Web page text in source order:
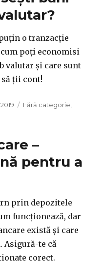
o tranzacție
poți economisi
valutar și care sunt
să ții cont!
Categorii
Fără categorie,
–
pentru a
prin depozitele
funcționează, dar
există și care
Asigură-te că
corect.